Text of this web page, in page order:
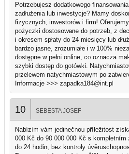
Potrzebujesz dodatkowego
zadłużenia lub inwestycje? Mamy
fizycznych, inwestorów i firm!
pożyczki dostosowane do potrzeb, z
i okresem spłaty do 24 miesięcy lub
bardzo jasne, zrozumiałe i w 100%
dostępne w pełni online, co oznacza
szybki dostęp do gotówki.
przelewem natychmiastowym po
Informacje >>> zapadka184@int.pl
10 SEBESTA JOSEF
Nabízím vám jedinečnou příležitost
000 Kč do 90 000 000 Kč s
do 24 hodin, bez kontroly